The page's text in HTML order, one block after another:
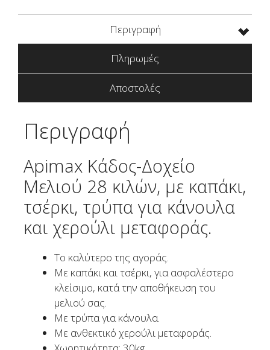
Τρύπα
Κάνουλα
Apimax
Περιγραφή
Πληρωμές
Αποστολές
Περιγραφή
Apimax Κάδος-Δοχείο
Μελιού 28 κιλών, με καπάκι,
τσέρκι, τρύπα για κάνουλα
και χερούλι μεταφοράς.
Το καλύτερο της αγοράς.
Με καπάκι και τσέρκι, για ασφαλέστερο
κλείσιμο, κατά την αποθήκευση του
μελιού σας.
Με τρύπα για κάνουλα.
Με ανθεκτικό χερούλι μεταφοράς.